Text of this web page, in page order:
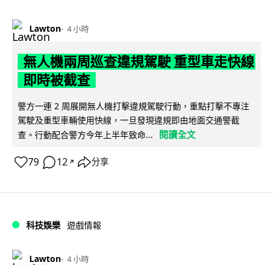
Lawton 4 小時
無人機兩周巡查違規駕駛 重型車走快線
即時被截查
警方一連 2 周展開無人機打擊違規駕駛行動，重點打擊不專注
駕駛及重型車輛使用快線，一旦發現違規即由地面交通警截
查。行動配合警方今年上半年致命...
閱讀全文
79 12 ↗ 分享
科技娛樂 遊戲情報
Lawton 4 小時